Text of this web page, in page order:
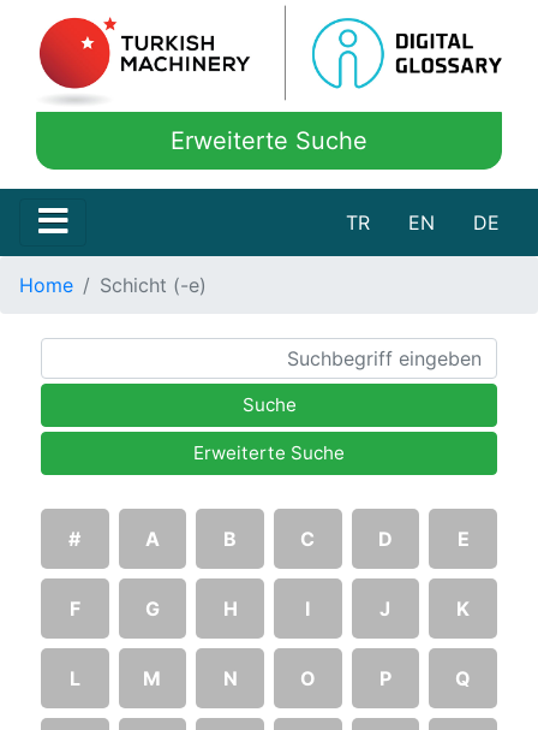
Erweiterte Suche
TR EN DE
Home Schicht (-e)
Suche
Erweiterte Suche
# A B C D E
F G H I J K
L M N O P Q